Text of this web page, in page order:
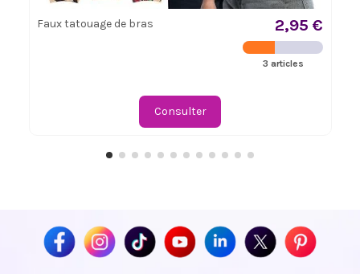
Faux tatouage de bras 2,95 €
3 articles
Consulter